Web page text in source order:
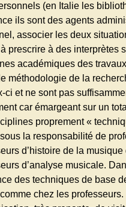
(en Italie les
ils sont des agents
associer les deux
prescrire à des interprètes
académiques des
méthodologie de la
ci et ne sont pas
car émargeant sur un
proprement «
la responsabilité de
d’histoire de la
d’analyse musicale.
des techniques de base
chez les professeurs.